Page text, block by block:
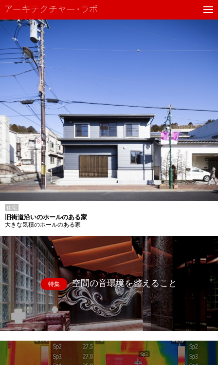
住宅
旧街道沿いのホールのある家
大きな気積のホールのある家
特集 空間の音環境を整えること